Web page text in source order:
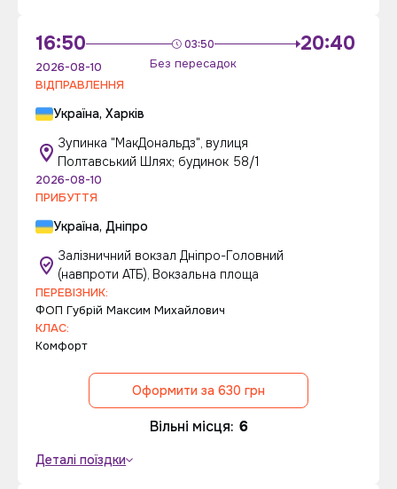
16:50 03:50
Без пересадок
20:40
2026-08-10
ВІДПРАВЛЕННЯ
Україна, Харків
Зупинка "МакДональдз", вулиця
Полтавський Шлях; будинок 58/1
2026-08-10
ПРИБУТТЯ
Україна, Дніпро
Залізничний вокзал Дніпро-Головний
(навпроти АТБ), Вокзальна площа
ПЕРЕВІЗНИК:
ФОП Губрій Максим Михайлович
КЛАС:
Комфорт
Оформити за 630 грн
Вільні місця: 6
Деталі поїздки